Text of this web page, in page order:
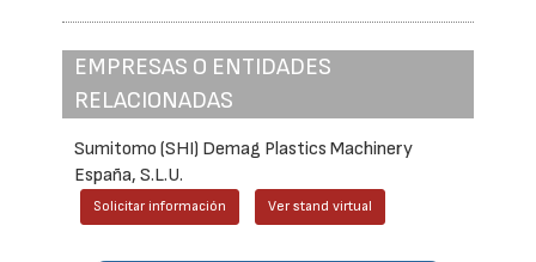
EMPRESAS O ENTIDADES
RELACIONADAS
Sumitomo (SHI) Demag Plastics Machinery
España, S.L.U.
Solicitar información Ver stand virtual